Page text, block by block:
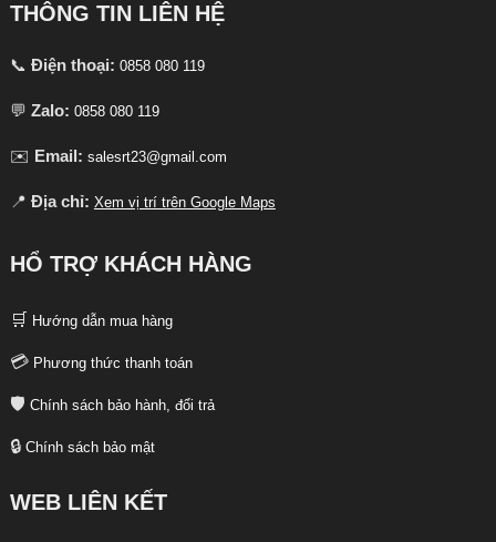
THÔNG TIN LIÊN HỆ
📞 Điện thoại: 0858 080 119
💬 Zalo: 0858 080 119
✉️ Email: salesrt23@gmail.com
📍 Địa chỉ: Xem vị trí trên Google Maps
HỔ TRỢ KHÁCH HÀNG
🛒 Hướng dẫn mua hàng
💳 Phương thức thanh toán
🛡️ Chính sách bảo hành, đổi trả
🔒 Chính sách bảo mật
WEB LIÊN KẾT